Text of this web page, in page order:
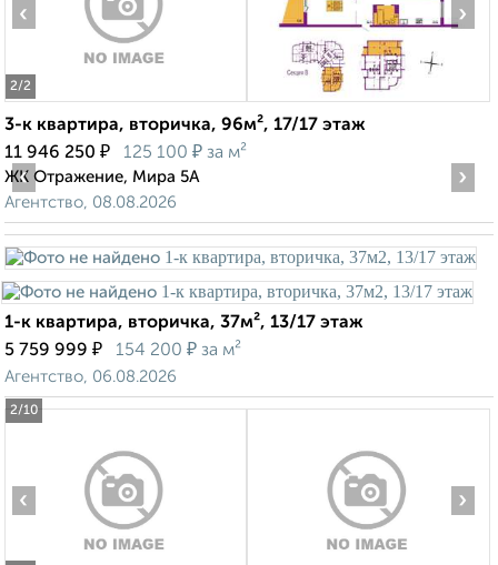
2/2
‹ ›
3-к квартира, вторичка, 96м², 17/17 этаж
11 946 250 ₽ 125 100 ₽ за м²
ЖК Отражение, Мира 5А
Агентство, 08.08.2026
2/10
‹ ›
1-к квартира, вторичка, 37м², 13/17 этаж
5 759 999 ₽ 154 200 ₽ за м²
Агентство, 06.08.2026
‹ ›